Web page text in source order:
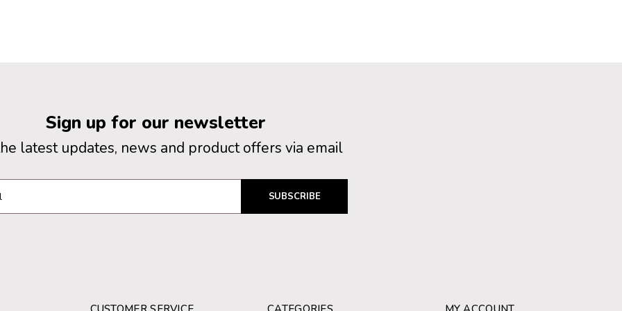
Sign up for our newsletter
latest updates, news and product offers via email
SUBSCRIBE